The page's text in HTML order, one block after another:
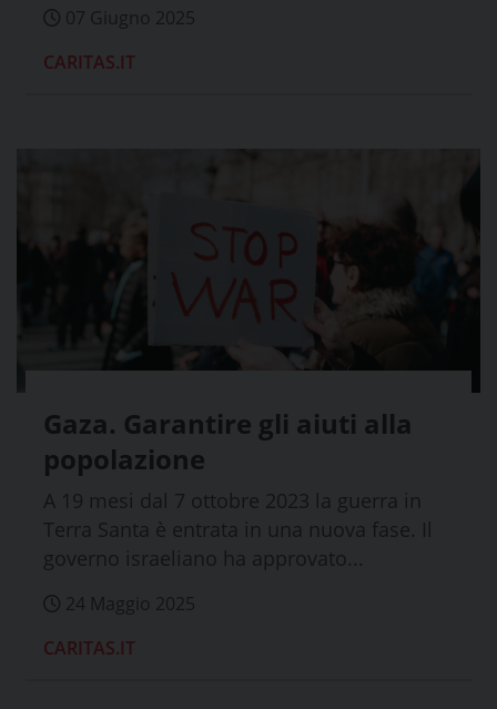
07 Giugno 2025
CARITAS.IT
Gaza. Garantire gli aiuti alla
popolazione
A 19 mesi dal 7 ottobre 2023 la guerra in
Terra Santa è entrata in una nuova fase. Il
governo israeliano ha approvato...
24 Maggio 2025
CARITAS.IT